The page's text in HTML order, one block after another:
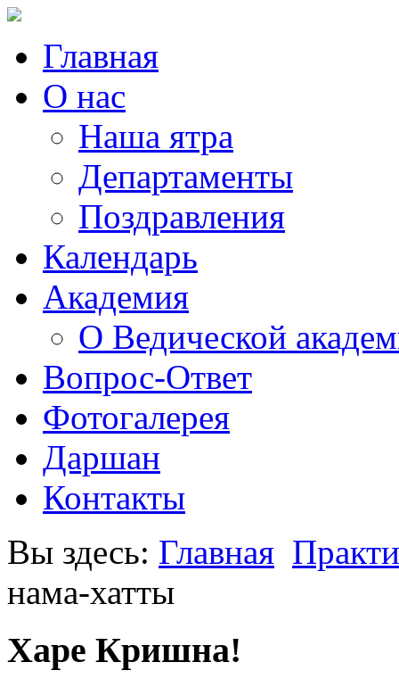
Главная
О нас
Наша ятра
Департаменты
Поздравления
Календарь
Академия
О Ведической
Вопрос-Ответ
Фотогалерея
Даршан
Контакты
Вы здесь: Главная
нама-хатты
Харе Кришна!